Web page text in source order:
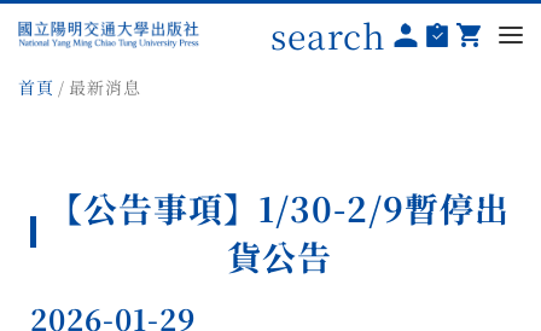
search
首頁 最新消息
【公告事項】1/30-2/9暫停出
貨公告
2026-01-29